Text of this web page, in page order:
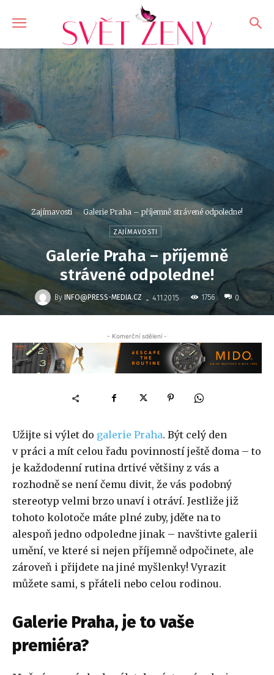
Zajímavosti Galerie Praha – příjemně strávené odpoledne!
ZAJÍMAVOSTI
Galerie Praha – příjemně
strávené odpoledne!
By INFO@PRESS-MEDIA.CZ - 4.11.2015 1756 0
- Komerční sdělení -
Užijte si výlet do galerie Praha. Být celý den
v práci a mít celou řadu povinností ještě doma – to
je každodenní rutina drtivé většiny z vás a
rozhodně se není čemu divit, že vás podobný
stereotyp velmi brzo unaví i otráví. Jestliže již
tohoto kolotoče máte plné zuby, jděte na to
alespoň jedno odpoledne jinak – navštivte galerii
umění, ve které si nejen příjemně odpočinete, ale
zároveň i přijdete na jiné myšlenky! Vyrazit
můžete sami, s přáteli nebo celou rodinou.
Galerie Praha, je to vaše
premiéra?